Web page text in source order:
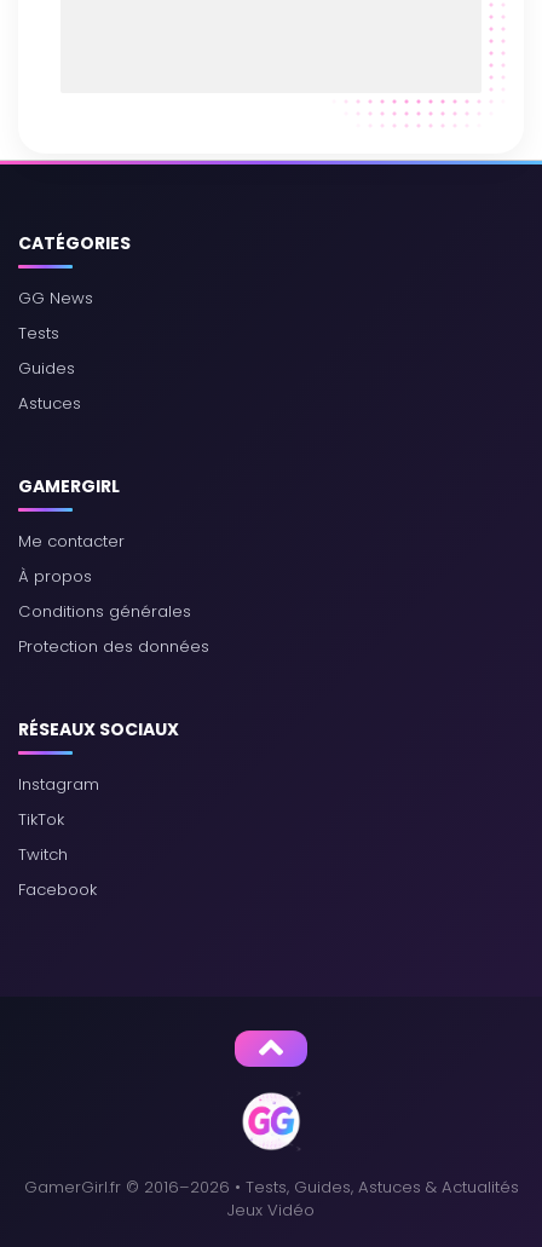
CATÉGORIES
GG News
Tests
Guides
Astuces
GAMERGIRL
Me contacter
À propos
Conditions générales
Protection des données
RÉSEAUX SOCIAUX
Instagram
TikTok
Twitch
Facebook
GamerGirl.fr © 2016–2026 • Tests, Guides, Astuces & Actualités
Jeux Vidéo